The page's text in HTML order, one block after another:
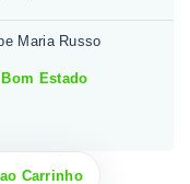
Maria Russo
Bom Estado
Carrinho